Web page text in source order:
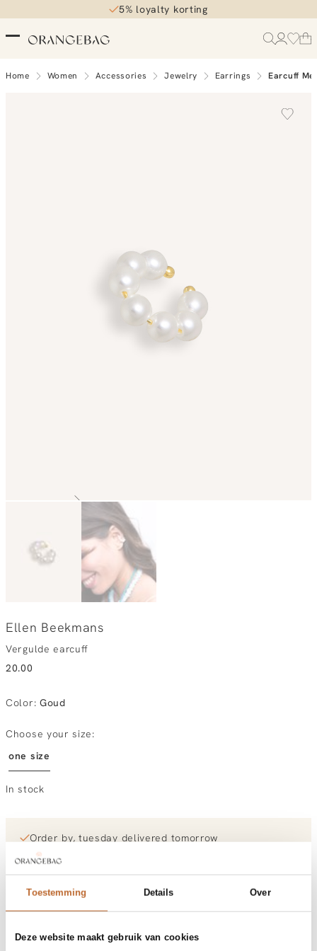
Toestemming Details Over
Deze website maakt gebruik van cookies
5% loyalty korting
Home Women Accessories Jewelry Earrings Earcuff
Ellen Beekmans
Vergulde earcuff
20.00
Color: Goud
Choose your size:
one size
In stock
Order by, tuesday delivered tomorrow
Free shipping over €99
30-day returns